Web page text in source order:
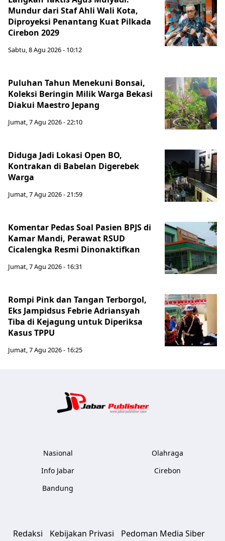
Mundur dari Staf Ahli Wali Kota,
Diproyeksi Penantang Kuat Pilkada
Cirebon 2029
Sabtu, 8 Agu 2026 - 10:12
Puluhan Tahun Menekuni Bonsai,
Koleksi Beringin Milik Warga Bekasi
Diakui Maestro Jepang
Jumat, 7 Agu 2026 - 22:10
Diduga Jadi Lokasi Open BO,
Kontrakan di Babelan Digerebek
Warga
Jumat, 7 Agu 2026 - 21:59
Komentar Pedas Soal Pasien BPJS di
Kamar Mandi, Perawat RSUD
Cicalengka Resmi Dinonaktifkan
Jumat, 7 Agu 2026 - 16:31
Rompi Pink dan Tangan Terborgol,
Eks Jampidsus Febrie Adriansyah
Tiba di Kejagung untuk Diperiksa
Kasus TPPU
Jumat, 7 Agu 2026 - 16:25
Nasional
Info Jabar
Bandung
Olahraga
Cirebon
Redaksi Kebijakan Privasi Pedoman Media Siber